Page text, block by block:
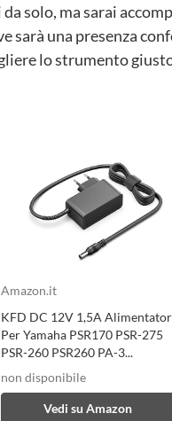
solo, ma sarai
sarà una presenza
lo strumento
Amazon.it
KFD DC 12V 1,5A
Per Yamaha PSR170 PSR-275
PSR-260 PSR260 PA-3...
non disponibile
Vedi su Amazon